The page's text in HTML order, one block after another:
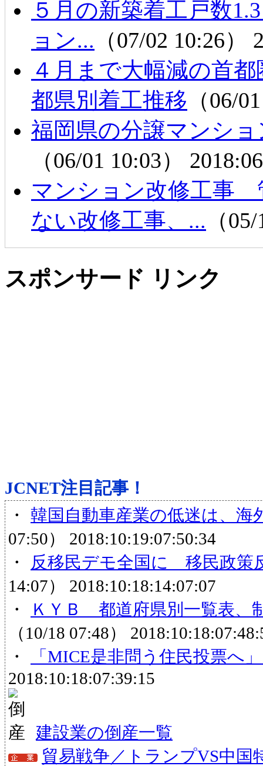
５月の新築着工戸数
ョン... （07/02 10:26）
４月まで大幅減の首
都県別着工推移 （06/
福岡県の分譲マンシ
（06/01 10:03）
マンション改修工事
ない改修工事、... （
スポンサード リンク
JCNET注目記事！
・ 韓国自動車産業の低迷は、海
07:50） 2018:10:19:07:50:34
・
反移民デモ全国に 移民政策
14:07） 2018:10:18:14:07:07
・
ＫＹＢ 都道府県別一覧表、
（10/18 07:48）
・
「MICE是非問う住民投票へ
2018:10:18:07:39:15
建設業の倒産一覧
貿易戦争／トランプVS中国